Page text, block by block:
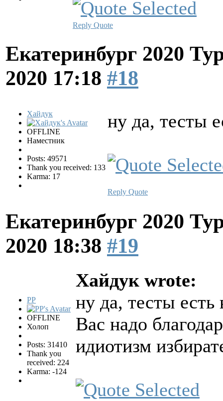
Reply Quote
Екатеринбург 2020
2020 17:18 #18
Хайдук
OFFLINE
Наместник
Posts: 49571
Thank you received: 133
Karma: 17
ну да, тесты
Reply Quote
Екатеринбург 2020
2020 18:38 #19
PP
OFFLINE
Холоп
Posts: 31410
Thank you
received: 224
Karma: -124
Хайдук wrote:
ну да, тесты есть
Вас надо
идиотизм